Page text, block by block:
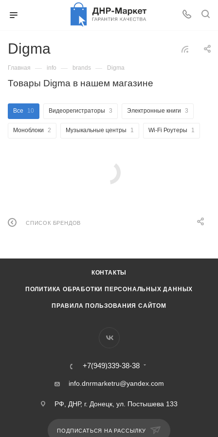
Digma
Главная — info — brands — Digma
Товары Digma в нашем магазине
Все 10 Видеорегистраторы 3 Электронные книги 3
Моноблоки 2 Музыкальные центры 1 Wi-Fi Роутеры 1
СПИСОК БРЕНДОВ
КОНТАКТЫ
ПОЛИТИКА ОБРАБОТКИ ПЕРСОНАЛЬНЫХ ДАННЫХ
ПРАВИЛА ПОЛЬЗОВАНИЯ САЙТОМ
+7(949)339-38-38
info.dnrmarketru@yandex.com
РФ, ДНР, г. Донецк, ул. Постышева 133
ПОДПИСАТЬСЯ НА РАССЫЛКУ